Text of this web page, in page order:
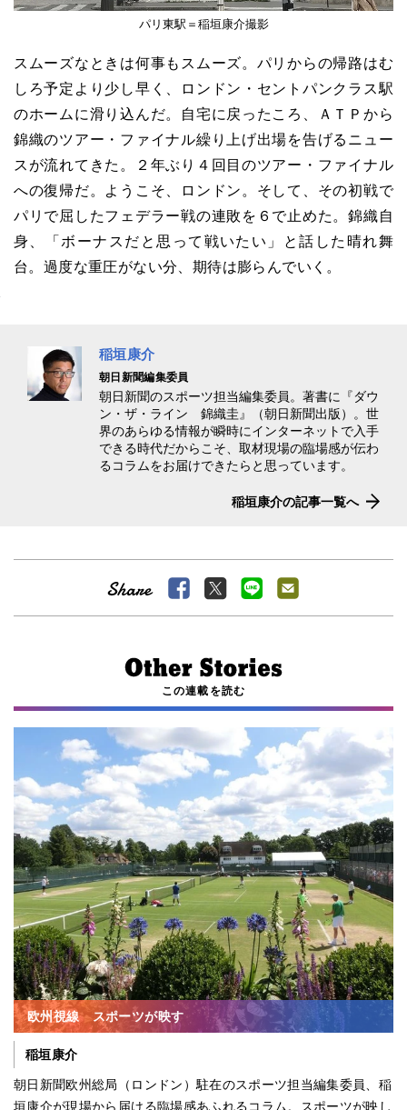
パリ東駅＝稲垣康介撮影
スムーズなときは何事もスムーズ。パリからの帰路はむ
しろ予定より少し早く、ロンドン・セントパンクラス駅
のホームに滑り込んだ。自宅に戻ったころ、ＡＴＰから
錦織のツアー・ファイナル繰り上げ出場を告げるニュー
スが流れてきた。２年ぶり４回目のツアー・ファイナル
への復帰だ。ようこそ、ロンドン。そして、その初戦で
パリで屈したフェデラー戦の連敗を６で止めた。錦織自
身、「ボーナスだと思って戦いたい」と話した晴れ舞
台。過度な重圧がない分、期待は膨らんでいく。
稲垣康介
朝日新聞編集委員
朝日新聞のスポーツ担当編集委員。著書に『ダウ
ン・ザ・ライン 錦織圭』（朝日新聞出版）。世
界のあらゆる情報が瞬時にインターネットで入手
できる時代だからこそ、取材現場の臨場感が伝わ
るコラムをお届けできたらと思っています。
稲垣康介の記事一覧へ
この連載を読む
欧州視線 スポーツが映す
稲垣康介
朝日新聞欧州総局（ロンドン）駐在のスポーツ担当編集委員、稲
垣康介が現場から届ける臨場感あふれるコラム。スポーツが映し